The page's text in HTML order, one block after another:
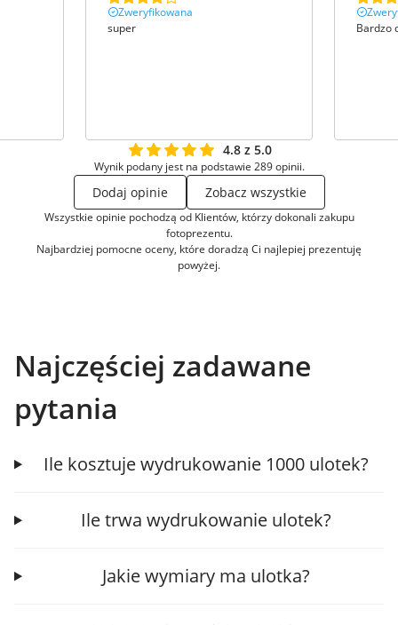
Zweryfikowana
super
Bardzo
4.8 z 5.0
Wynik podany jest na podstawie 289 opinii.
Dodaj opinie Zobacz wszystkie
Wszystkie opinie pochodzą od Klientów, którzy dokonali zakupu
fotoprezentu.
Najbardziej pomocne oceny, które doradzą Ci najlepiej prezentuję
powyżej.
Najczęściej zadawane
pytania
Ile kosztuje wydrukowanie 1000 ulotek?
Ile trwa wydrukowanie ulotek?
Jakie wymiary ma ulotka?